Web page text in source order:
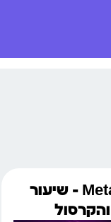
Metamatica Aesthetics – שיעור